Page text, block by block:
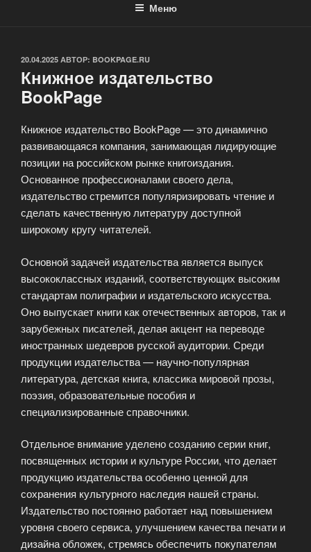
Меню
ОПУБЛИКОВАНО
20.04.2025 АВТОР: BOOKPAGE.RU
Книжное издательство
BookPage
Книжное издательство BookPage — это динамично
развивающаяся компания, занимающая лидирующие
позиции на российском рынке книгоиздания.
Основанное профессионалами своего дела,
издательство стремится популяризировать чтение и
сделать качественную литературу доступной
широкому кругу читателей.
Основной задачей издательства является выпуск
высококлассных изданий, соответствующих высоким
стандартам полиграфии и издательского искусства.
Оно выпускает книги как отечественных авторов, так и
зарубежных писателей, делая акцент на переводе
иностранных шедевров русской аудитории. Среди
продукции издательства — научно-популярная
литература, детская книга, классика мировой прозы,
поэзия, образовательные пособия и
специализированные справочники.
Отдельное внимание уделено созданию серии книг,
посвященных истории и культуре России, что делает
продукцию издательства особенно ценной для
сохранения культурного наследия нашей страны.
Издательство постоянно работает над повышением
уровня своего сервиса, улучшением качества печати и
дизайна обложек, стремясь обеспечить покупателям